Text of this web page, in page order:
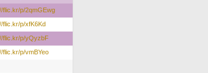
flic.kr/p/2qmGEwg
flic.kr/p/xfK6Kd
flic.kr/p/yQyzbF
flic.kr/p/vmBYeo